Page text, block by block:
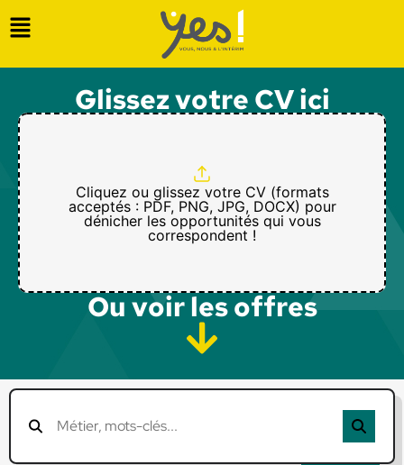
Glissez votre CV ici
Cliquez ou glissez votre CV (formats
acceptés : PDF, PNG, JPG, DOCX) pour
dénicher les opportunités qui vous
correspondent !
Ou voir les offres​